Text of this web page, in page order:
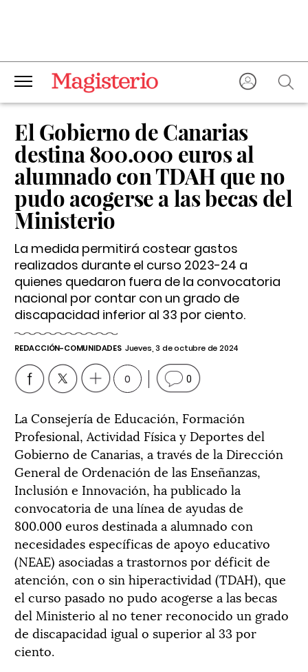
El Gobierno de Canarias
destina 800.000 euros al
alumnado con TDAH que no
pudo acogerse a las becas del
Ministerio
La medida permitirá costear gastos
realizados durante el curso 2023-24 a
quienes quedaron fuera de la convocatoria
nacional por contar con un grado de
discapacidad inferior al 33 por ciento.
REDACCIÓN-COMUNIDADES Jueves, 3 de octubre de 2024
0 0
La Consejería de Educación, Formación
Profesional, Actividad Física y Deportes del
Gobierno de Canarias, a través de la Dirección
General de Ordenación de las Enseñanzas,
Inclusión e Innovación, ha publicado la
convocatoria de una línea de ayudas de
800.000 euros destinada a alumnado con
necesidades específicas de apoyo educativo
(NEAE) asociadas a trastornos por déficit de
atención, con o sin hiperactividad (TDAH), que
el curso pasado no pudo acogerse a las becas
del Ministerio al no tener reconocido un grado
de discapacidad igual o superior al 33 por
ciento.